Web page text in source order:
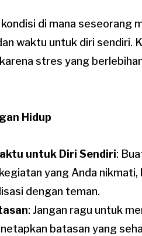
di mana seseorang
waktu untuk diri sendiri.
stres yang
Hidup
untuk Diri Sendiri:
yang Anda
dengan teman.
: Jangan ragu untuk
batasan yang